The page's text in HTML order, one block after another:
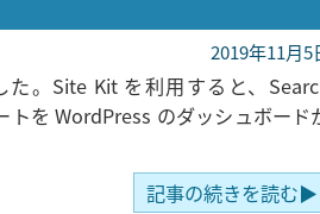
2019年11月5
。Site Kit を利用すると、
を WordPress のダッシュボード
記事の続きを読む▶